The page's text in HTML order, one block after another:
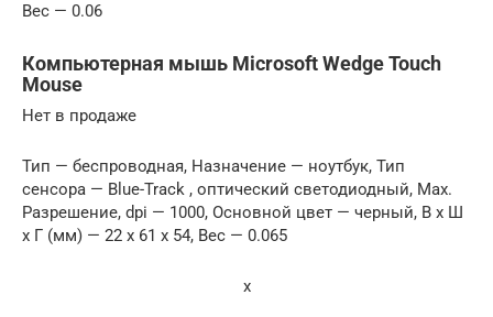
Вес — 0.06
Компьютерная мышь Microsoft Wedge Touch
Mouse
Нет в продаже
Тип — беспроводная, Назначение — ноутбук, Тип
сенсора — Blue-Track , оптический светодиодный, Max.
Разрешение, dpi — 1000, Основной цвет — черный, В x Ш
x Г (мм) — 22 x 61 x 54, Вес — 0.065
x